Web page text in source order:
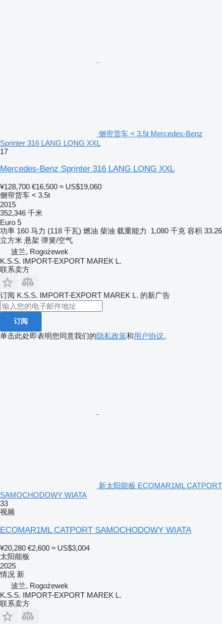
侧帘货车 < 3.5t Mercedes-Benz
Sprinter 316 LANG LONG XXL
17
Mercedes-Benz Sprinter 316 LANG LONG XXL
¥128,700 €16,500 ≈ US$19,060
侧帘货车 < 3.5t
2015
352,346 千米
Euro 5
功率 160 马力 (118 千瓦) 燃油 柴油 载重能力 1,080 千克 容积 33.26
立方米 悬架 弹簧/空气
波兰, Rogożewek
K.S.S. IMPORT-EXPORT MAREK L.
联系卖方
订阅 K.S.S. IMPORT-EXPORT MAREK L. 的新广告
订阅
单击此处即表明您同意我们的隐私政策和用户协议。
新太阳能板 ECOMAR1ML CATPORT
SAMOCHODOWY WIATA
33
视频
ECOMAR1ML CATPORT SAMOCHODOWY WIATA
¥20,280 €2,600 ≈ US$3,004
太阳能板
2025
情况 新
波兰, Rogożewek
K.S.S. IMPORT-EXPORT MAREK L.
联系卖方